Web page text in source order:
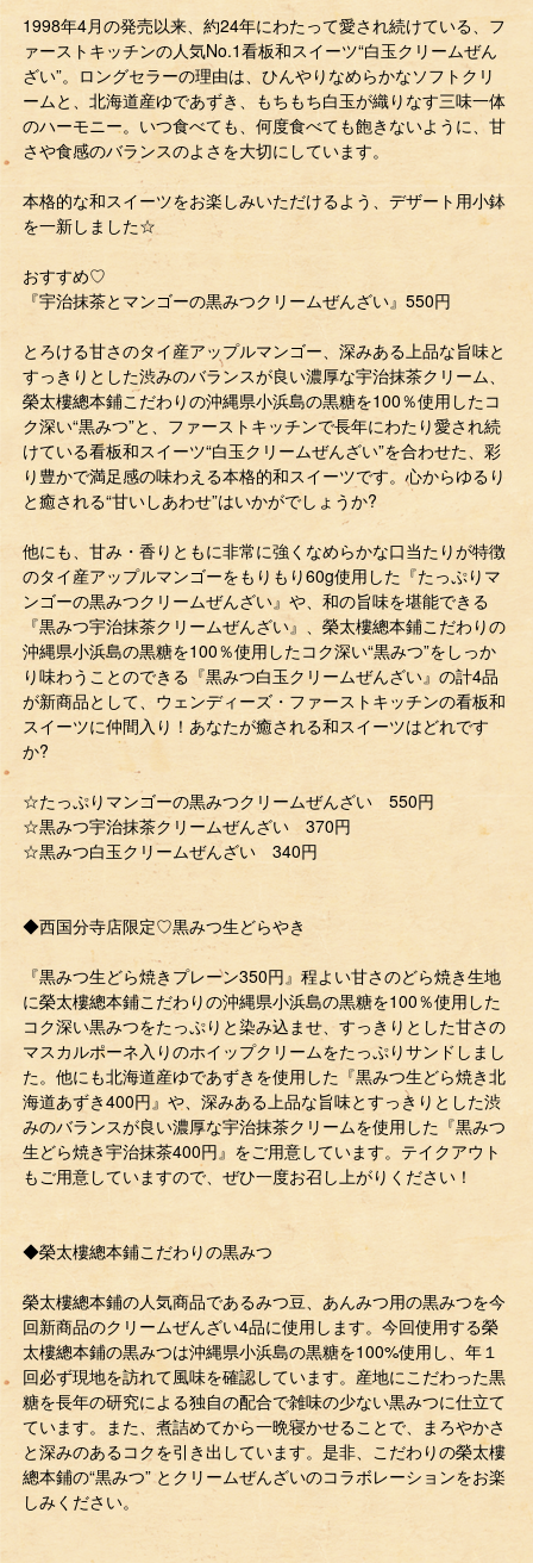
1998年4月の発売以来、約24年にわたって愛され続けている、フ
ァーストキッチンの人気No.1看板和スイーツ“白玉クリームぜん
ざい”。ロングセラーの理由は、ひんやりなめらかなソフトクリ
ームと、北海道産ゆであずき、もちもち白玉が織りなす三味一体
のハーモニー。いつ食べても、何度食べても飽きないように、甘
さや食感のバランスのよさを大切にしています。
本格的な和スイーツをお楽しみいただけるよう、デザート用小鉢
を一新しました☆
おすすめ♡
『宇治抹茶とマンゴーの黒みつクリームぜんざい』550円
とろける甘さのタイ産アップルマンゴー、深みある上品な旨味と
すっきりとした渋みのバランスが良い濃厚な宇治抹茶クリーム、
榮太樓總本鋪こだわりの沖縄県小浜島の黒糖を100％使用したコ
ク深い“黒みつ”と、ファーストキッチンで⾧年にわたり愛され続
けている看板和スイーツ“白玉クリームぜんざい”を合わせた、彩
り豊かで満足感の味わえる本格的和スイーツです。心からゆるり
と癒される“甘いしあわせ”はいかがでしょうか?
他にも、甘み・香りともに非常に強くなめらかな口当たりが特徴
のタイ産アップルマンゴーをもりもり60g使用した『たっぷりマ
ンゴーの黒みつクリームぜんざい』や、和の旨味を堪能できる
『黒みつ宇治抹茶クリームぜんざい』、榮太樓總本鋪こだわりの
沖縄県小浜島の黒糖を100％使用したコク深い“黒みつ”をしっか
り味わうことのできる『黒みつ白玉クリームぜんざい』の計4品
が新商品として、ウェンディーズ・ファーストキッチンの看板和
スイーツに仲間入り！あなたが癒される和スイーツはどれです
か?
☆たっぷりマンゴーの黒みつクリームぜんざい 550円
☆黒みつ宇治抹茶クリームぜんざい 370円
☆黒みつ白玉クリームぜんざい 340円
◆西国分寺店限定♡黒みつ生どらやき
『黒みつ生どら焼きプレーン350円』程よい甘さのどら焼き生地
に榮太樓總本鋪こだわりの沖縄県小浜島の黒糖を100％使用した
コク深い黒みつをたっぷりと染み込ませ、すっきりとした甘さの
マスカルポーネ入りのホイップクリームをたっぷりサンドしまし
た。他にも北海道産ゆであずきを使用した『黒みつ生どら焼き北
海道あずき400円』や、深みある上品な旨味とすっきりとした渋
みのバランスが良い濃厚な宇治抹茶クリームを使用した『黒みつ
生どら焼き宇治抹茶400円』をご用意しています。テイクアウト
もご用意していますので、ぜひ一度お召し上がりください！
◆榮太樓總本鋪こだわりの黒みつ
榮太樓總本鋪の人気商品であるみつ豆、あんみつ用の黒みつを今
回新商品のクリームぜんざい4品に使用します。今回使用する榮
太樓總本鋪の黒みつは沖縄県小浜島の黒糖を100%使用し、年１
回必ず現地を訪れて風味を確認しています。産地にこだわった黒
糖を⾧年の研究による独自の配合で雑味の少ない黒みつに仕立て
ています。また、煮詰めてから一晩寝かせることで、まろやかさ
と深みのあるコクを引き出しています。是非、こだわりの榮太樓
總本鋪の“黒みつ” とクリームぜんざいのコラボレーションをお楽
しみください。